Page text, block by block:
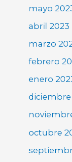
mayo
abril 2023
marzo
febrero
enero
diciembre
octubre